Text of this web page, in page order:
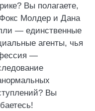
Вы полагаете,
Молдер и Дана
— единственные
агенты, чья
—
Вы